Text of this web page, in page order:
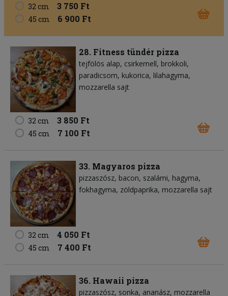
32 cm 3 750 Ft
45 cm 6 900 Ft
28. Fitness tündér pizza
tejfölös alap csirkemell brokkoli
paradicsom kukorica lilahagyma
mozzarella sajt
32 cm 3 850 Ft
45 cm 7 100 Ft
33. Magyaros pizza
pizzaszósz bacon szalámi hagyma
fokhagyma zöldpaprika mozzarella sajt
32 cm 4 050 Ft
45 cm 7 400 Ft
36. Hawaii pizza
pizzaszósz sonka ananász mozzarella